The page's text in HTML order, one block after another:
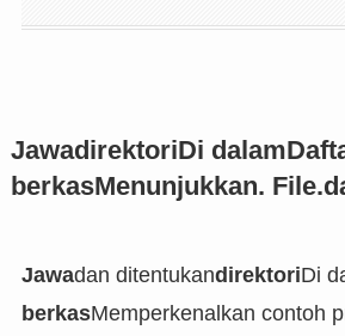
JawadirektoriDi dalam
berkasMenunjukkan.
Jawadan ditentukandirektoriDi
berkasMemperkenalkan contoh